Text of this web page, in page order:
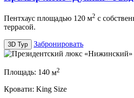
Пентхаус площадью 120 м2 с
террасой.
3D Тур Забронировать
Площадь: 140 м2
Кровати: King Size